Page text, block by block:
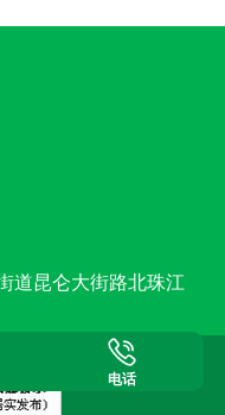
道昆仑大街路北珠江
电话